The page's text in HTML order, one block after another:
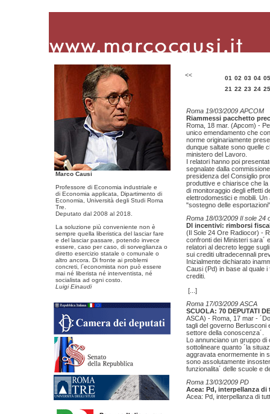
Marco Causi
Professore di Economia industriale e
di Economia applicata, Dipartimento di
Economia, Università degli Studi Roma
Tre.
Deputato dal 2008 al 2018.
La soluzione più conveniente non è
sempre quella liberistica del lasciar fare
e del lasciar passare, potendo invece
essere, caso per caso, di sorveglianza o
diretto esercizio statale o comunale o
altro ancora. Di fronte ai problemi
concreti, l´economista non può essere
mai né liberista né interventista, né
socialista ad ogni costo.
Luigi Einaudi
<< 01 02 03 04 05
21 22 23 24 25
Roma 19/03/2009 APCOM
Riammessi pacchetto
Roma, 18 mar. (Apcom) -
unico emendamento che
norme originariamente
dunque saltate sono quelle
ministero del Lavoro.
I relatori hanno poi
segnalate dalla
presidenza del Consiglio
produttive e chiarisce che
di monitoraggio degli effetti
elettrodomestici e mobili.
"sostegno delle
Roma 18/03/2009 Il sole 24
Dl incentivi: rimborsi
(Il Sole 24 Ore Radiocor) -
confronti dei Ministeri sara´
relatori al decreto legge
sui crediti ultradecennali
Inizialmente dichiarato
Causi (Pd) in base al quale
crediti.
[...]
Roma 17/03/2009 ASCA
SCUOLA: 70 DEPUTATI
ASCA) - Roma, 17 mar -
tagli del governo Berlusconi
settore della conoscenza´.
Lo annunciano un gruppo
sottolineare quanto ´la
aggravata enormemente in
sono assolutamente
funzionalita´ delle scuole e
Roma 13/03/2009 PD
Acea: Pd, interpellanza
Acea: Pd, interpellanza di